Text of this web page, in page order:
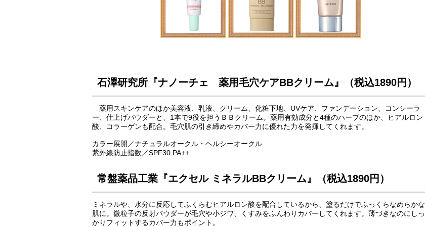
石澤研究所『ナノーチェ 薬用毛穴ケアBBクリーム』（税込1890円）
薬用スキンケアのほか美容液、乳液、クリーム、化粧下地、UVケア、ファンデーション、コンシーラ
ー、仕上げパウダーと、1本で9役を担うＢＢクリーム。薬用有効成分と4種のハーブのほか、ヒアルロン
酸、コラーゲンも配合。毛穴肌の引き締めやカバー力に優れた力を発揮してくれます。
カラー展開／ナチュラルオークル・ヘルシーオークル
紫外線防止指数／SPF30 PA++
常盤薬品工業『エクセル ミネラルBBクリーム』（税込1890円）
ミネラルや、水分に反応してふくらむヒアルロン酸を配合しているから、塗るだけでふっくらなめらかな
肌に。微粒子の反射パウダーが毛穴や小ジワ、くすみをふんわりカバーしてくれます。薄づきなのにしっ
かりフィットするカバー力もポイント。